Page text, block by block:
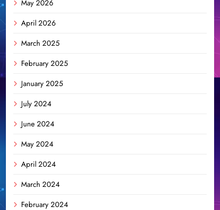
May 2026
April 2026
March 2025
February 2025
January 2025
July 2024
June 2024
May 2024
April 2024
March 2024
February 2024